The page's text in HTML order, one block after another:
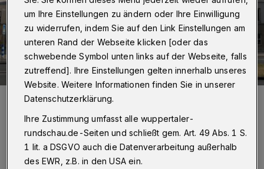
Das Wuppertaler Opernhaus.
um Ihre Einstellungen zu ändern oder Ihre Einwilligung
zu widerrufen, indem Sie auf den Link Einstellungen am
unteren Rand der Webseite klicken [oder das
schwebende Symbol unten links auf der Webseite, falls
zutreffend]. Ihre Einstellungen gelten innerhalb unseres
Website. Weitere Informationen finden Sie in unserer
Datenschutzerklärung.
Ihre Zustimmung umfasst alle wuppertaler-
rundschau.de-Seiten und schließt gem. Art. 49 Abs. 1 S.
1 lit. a DSGVO auch die Datenverarbeitung außerhalb
des EWR, z.B. in den USA ein.